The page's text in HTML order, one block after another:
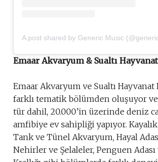
A post shared by Generic Music
Emaar Akvaryum & Sualtı
Emaar Akvaryum ve Sualtı Hayvanat
farklı tematik bölümden oluşuyor ve
tür dahil, 20.000’in üzerinde deniz
amfibiye ev sahipliği yapıyor. Kayalık
Tank ve Tünel Akvaryum, Hayal
Nehirler ve Şelaleler, Penguen